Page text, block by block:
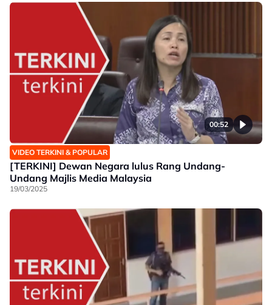
00:52
VIDEO TERKINI & POPULAR
[TERKINI] Dewan Negara lulus Rang Undang-
Undang Majlis Media Malaysia
19/03/2025